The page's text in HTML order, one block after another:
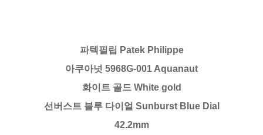
파텍필립 Patek Philippe
아쿠아넛 5968G-001 Aquanaut
화이트 골드 White gold
선버스트 블루 다이얼 Sunburst Blue Dial
42.2mm